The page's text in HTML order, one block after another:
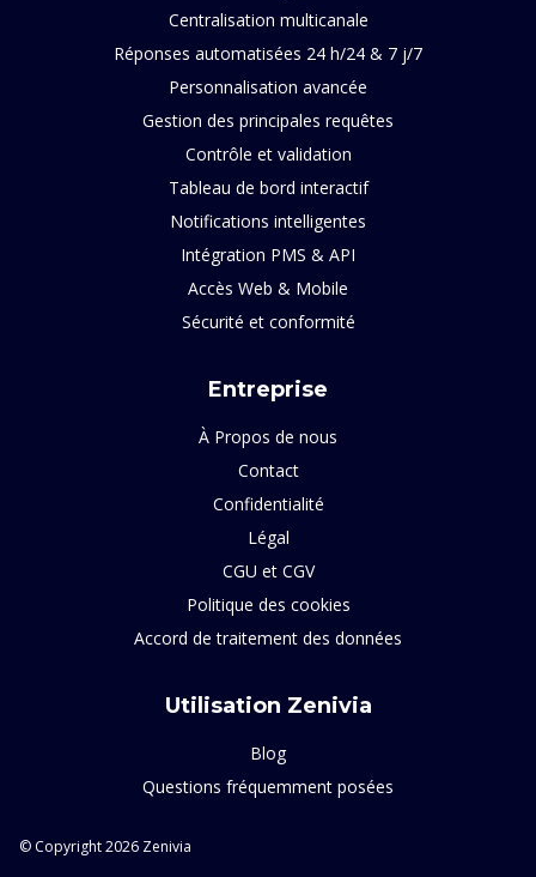
Centralisation multicanale
Réponses automatisées 24 h/24 & 7 j/7
Personnalisation avancée
Gestion des principales requêtes
Contrôle et validation
Tableau de bord interactif
Notifications intelligentes
Intégration PMS & API
Accès Web & Mobile
Sécurité et conformité
Entreprise
À Propos de nous
Contact
Confidentialité
Légal
CGU et CGV
Politique des cookies
Accord de traitement des données
Utilisation Zenivia
Blog
Questions fréquemment posées
© Copyright 2026 Zenivia